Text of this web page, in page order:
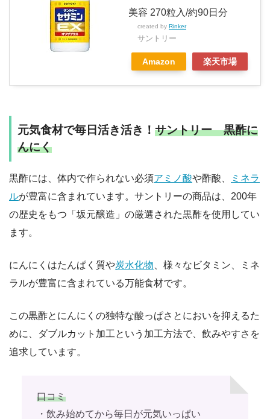
美容 270粒入/約90日分
created by Rinker
サントリー
Amazon 楽天市場
元気食材で毎日活き活き！ サントリー 黒酢に
んにく
黒酢には、体内で作られない必須アミノ酸や酢酸、
ミネラ
ルが豊富に含まれています。サントリーの商品は、200年
の歴史をもつ「坂元醸造」の厳選された黒酢を使用してい
ます。
にんにくはたんぱく質や炭水化物 、様々なビタミン、ミネ
ラルが豊富に含まれている万能食材です。
この黒酢とにんにくの独特な酸っぱさとにおいを抑えるた
めに、ダブルカット加工という加工方法で、飲みやすさを
追求しています。
口コミ
・飲み始めてから毎日が元気いっぱい